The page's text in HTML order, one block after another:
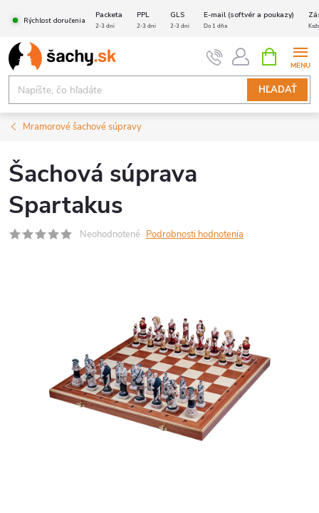
obsah
Rýchlosť doručenia
Packeta PPL GLS E-mail (softvér a poukazy)
2-3 dni 2-3 dni 2-3 dni Do 1 dňa
HĽADAŤ
KOŠÍK
Mramorové šachové súpravy
Šachová súprava
Spartakus
Neohodnotené Podrobnosti hodnotenia